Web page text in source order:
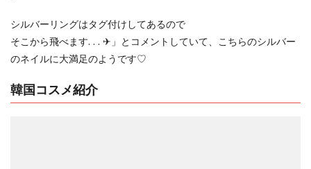
シルバーリングはタグ付けしてあるので
そこから飛べます. . . ✈︎ 」とコメントしていて、こちらのシルバー
のネイルに大満足のようです♡
韓国コスメ紹介